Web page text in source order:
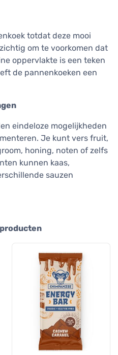
totdat deze mooi
om te voorkomen dat
oppervlakte is een teken
de pannenkoeken een
eindeloze mogelijkheden
Je kunt vers fruit,
honing, noten of zelfs
kunnen kaas,
sauzen